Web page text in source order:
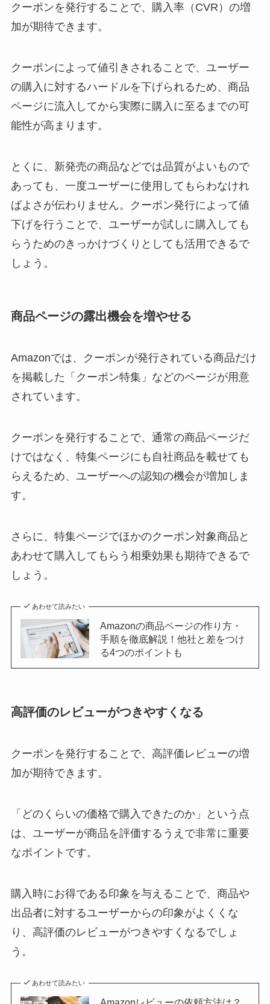
クーポンを発行することで、購入率（CVR）の増
加が期待できます。
クーポンによって値引きされることで、ユーザー
の購入に対するハードルを下げられるため、商品
ページに流入してから実際に購入に至るまでの可
能性が高まります。
とくに、新発売の商品などでは品質がよいもので
あっても、一度ユーザーに使用してもらわなけれ
ばよさが伝わりません。クーポン発行によって値
下げを行うことで、ユーザーが試しに購入しても
らうためのきっかけづくりとしても活用できるで
しょう。
商品ページの露出機会を増やせる
Amazonでは、クーポンが発行されている商品だけ
を掲載した「クーポン特集」などのページが用意
されています。
クーポンを発行することで、通常の商品ページだ
けではなく、特集ページにも自社商品を載せても
らえるため、ユーザーへの認知の機会が増加しま
す。
さらに、特集ページでほかのクーポン対象商品と
あわせて購入してもらう相乗効果も期待できるで
しょう。
あわせて読みたい
Amazonの商品ページの作り方・
手順を徹底解説！他社と差をつけ
る4つのポイントも
高評価のレビューがつきやすくなる
クーポンを発行することで、高評価レビューの増
加が期待できます。
「どのくらいの価格で購入できたのか」という点
は、ユーザーが商品を評価するうえで非常に重要
なポイントです。
購入時にお得である印象を与えることで、商品や
出品者に対するユーザーからの印象がよくくな
り、高評価のレビューがつきやすくなるでしょ
う。
あわせて読みたい